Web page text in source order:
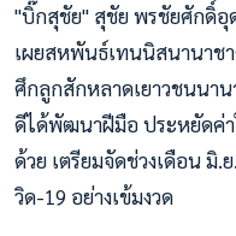
"บิ๊กสุชัย" สุชัย พรชัยศักดิ์
เผยสหพันธ์เทนนิสนานาช
ศึกลูกสักหลาดเยาวชนนาน
ดีได้พัฒนาฝีมือ ประหยัดค่
ด้วย เตรียมจัดช่วงเดือน มิ
วิด-19 อย่างเข้มงวด